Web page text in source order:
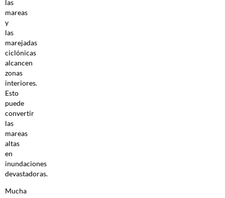
las
mareas
y
las
marejadas
ciclónicas
alcancen
zonas
interiores.
Esto
puede
convertir
las
mareas
altas
en
inundaciones
devastadoras.
Mucha